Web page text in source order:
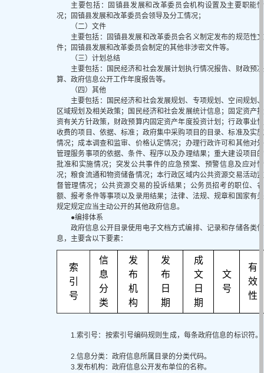
主要包括：固镇县发展和改革委员会机构设置及主要职能情
况；固镇县发展和改革委员会领导及分工情况；
（二）文件
主要包括：固镇县发展和改革委员会名义制定发布的规范性文
件；固镇县发展和改革委员会制定的其他非涉密文件等。
（三）计划总结
主要包括：国民经济和社会发展计划执行情况报告、财政预决
算、政府信息公开工作年度报告等。
（四）其他
主要包括：国民经济和社会发展规划、专项规划、空间规划、
区域规划及相关政策；国民经济和社会发展统计信息；固定资产投
资有关方针政策，财政预算内固定资产年度投资计划；行政事业性
收费的项目、依据、标准；政府集中采购项目的目录、标准及实施
情况；成本调查和监审、价格认定情况；办理行政许可和其他对外
管理服务事项的依据、条件、程序以及办理结果；重大建设项目的
批准和实施情况；突发公共事件的应急预案、预警信息及应对情
况；粮食流通和物资储备情况；本行政区域内公共资源交易活动监
督管理情况；公共资源交易的投诉结果；公务员招考的职位、名
额、报考条件等事项以及录用结果；法律、法规、规章和国家有关
规定规定应当主动公开的其他政府信息。
●编排体系
政府信息公开目录使用电子文档方式编排、记录和存储各类信
息，主要含以下要素：
索
引
号
信
息
分
类
发
布
机
构
发
布
日
期
成
文
日
期
文
号
有
效
性
1.索引号：按索引号编码规则生成，每条政府信息的标识符。
2.信息分类：政府信息所属目录的分类代码。
3.发布机构：政府信息公开发布单位的名称。